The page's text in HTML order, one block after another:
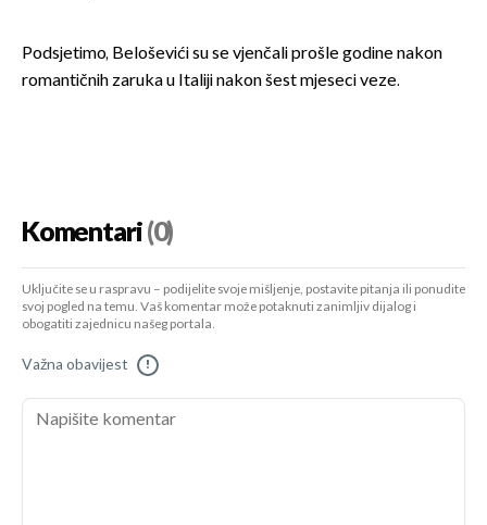
Podsjetimo, Beloševići su se vjenčali prošle godine nakon
romantičnih zaruka u Italiji nakon šest mjeseci veze.
Komentari(0)
Uključite se u raspravu – podijelite svoje mišljenje, postavite pitanja ili ponudite
svoj pogled na temu. Vaš komentar može potaknuti zanimljiv dijalog i
obogatiti zajednicu našeg portala.
Važna obavijest !